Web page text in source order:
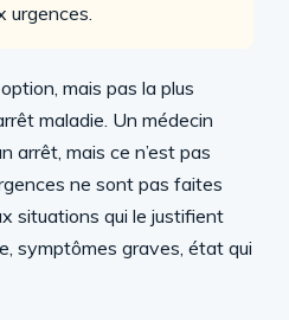
urgences.
mais pas la plus
maladie. Un médecin
arrêt, mais ce n’est pas
ne sont pas faites
situations qui le justifient
symptômes graves, état qui